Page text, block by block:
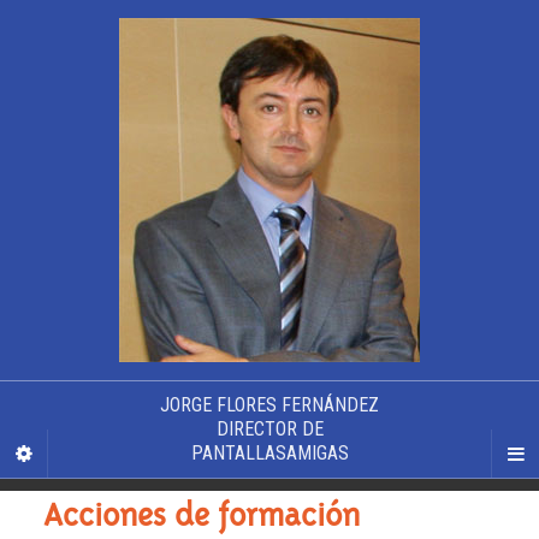
JORGE FLORES FERNÁNDEZ
DIRECTOR DE
PANTALLASAMIGAS
Acciones de formación